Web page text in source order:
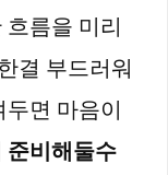
름을 미리
결 부드러워
면 마음이
준비해둘수